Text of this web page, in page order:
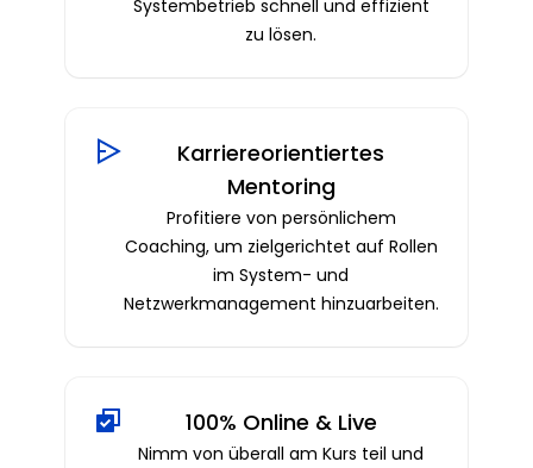
Systembetrieb schnell und effizient
zu lösen.
Karriereorientiertes
Mentoring
Profitiere von persönlichem
Coaching, um zielgerichtet auf Rollen
im System- und
Netzwerkmanagement hinzuarbeiten.
100% Online & Live
Nimm von überall am Kurs teil und